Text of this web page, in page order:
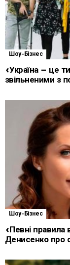
Шоу-Бізнес
«Україна – це
звільненими з
Шоу-Бізнес
«Певні
Денисенко про